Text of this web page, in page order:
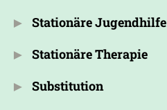
Stationäre Jugendhilfe
Stationäre Therapie
Substitution